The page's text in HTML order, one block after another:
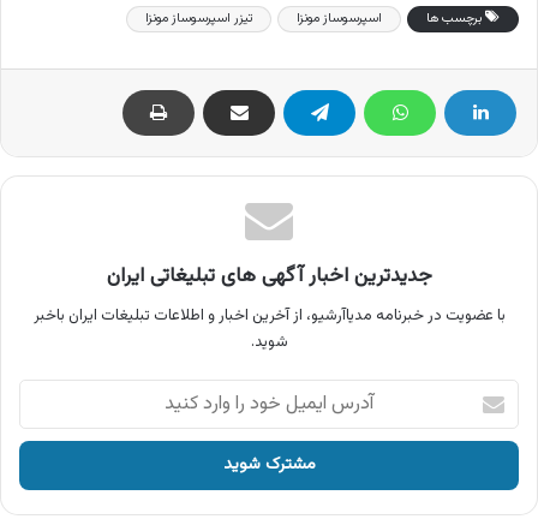
برچسب ها اسپرسوساز مونزا تیزر اسپرسوساز مونزا
جدیدترین اخبار آگهی های تبلیغاتی ایران
با عضویت در خبرنامه مدیاآرشیو، از آخرین اخبار و اطلاعات تبلیغات ایران باخبر
شوید.
آدرس
ایمیل
خود
وارد
کنید